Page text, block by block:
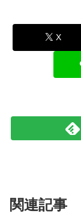
X
関連記事